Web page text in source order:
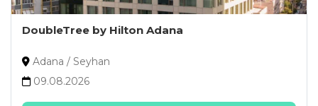
DoubleTree by Hilton Adana
Adana / Seyhan
09.08.2026